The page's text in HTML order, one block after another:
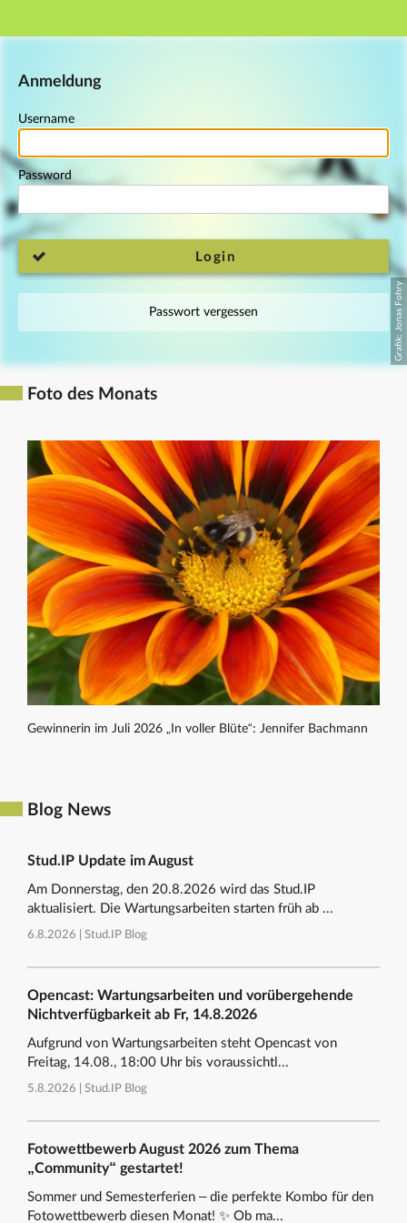
Main navigation
Anmeldung
Username
Password
Login
Passwort vergessen
Foto des Monats
Gewinnerin im Juli 2026 „In voller Blüte“: Jennifer Bachmann
Blog News
Stud.IP Update im August
Am Donnerstag, den 20.8.2026 wird das Stud.IP
aktualisiert. Die Wartungsarbeiten starten früh ab ...
6.8.2026 | Stud.IP Blog
Opencast: Wartungsarbeiten und vorübergehende
Nichtverfügbarkeit ab Fr, 14.8.2026
Aufgrund von Wartungsarbeiten steht Opencast von
Freitag, 14.08., 18:00 Uhr bis voraussichtl...
5.8.2026 | Stud.IP Blog
Fotowettbewerb August 2026 zum Thema
„Community“ gestartet!
Sommer und Semesterferien – die perfekte Kombo für den
Fotowettbewerb diesen Monat! ✨ Ob ma...